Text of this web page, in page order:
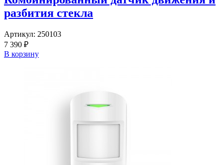
разбития стекла
Артикул: 250103
7 390 ₽
В корзину